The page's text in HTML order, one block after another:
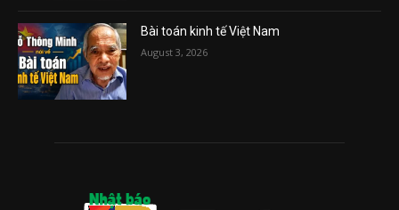
Bài toán kinh tế Việt Nam
August 3, 2026